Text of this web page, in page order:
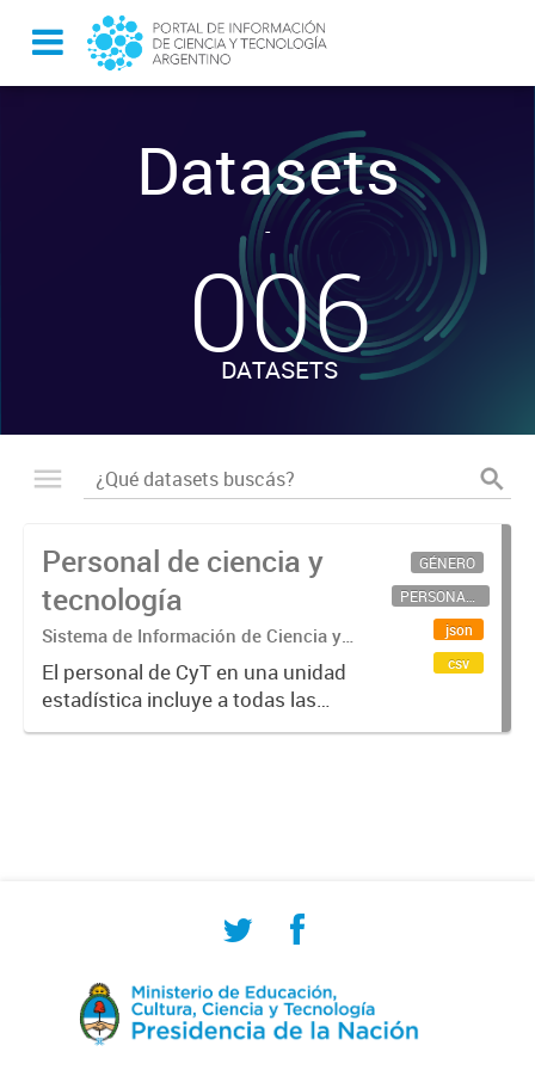
Datasets
-
006
DATASETS
Personal de ciencia y
tecnología
Sistema de Información de Ciencia y
Tecnología Argentino (SICYTAR)
El personal de CyT en una unidad
estadística incluye a todas las
personas involucradas
GÉNERO
PERSONAL CIENTÍFICO-TECNOLÓGICO
json
csv